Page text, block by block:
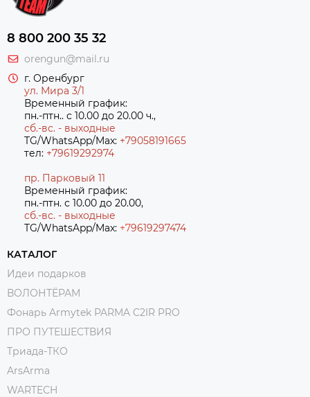
8 800 200 35 32
orengun@mail.ru
г. Оренбург
ул. Мира 3/1
Временный график:
пн.-птн.. с 10.00 до 20.00 ч.,
сб.-вс. - выходные
TG/WhatsApp/Max: +79058191665
тел: +79619292974
пр. Парковый 11
Временный график:
пн.-птн. с 10.00 до 20.00,
сб.-вс. - выходные
TG/WhatsApp/Max: +79619297474
КАТАЛОГ
Идеи подарков
ВОЛОНТЁРАМ
Фонарь Armytek PARMA C2IR PRO
ПРО ПУТЕШЕСТВИЯ
Триада-ТКО
ArsArma
WARTECH